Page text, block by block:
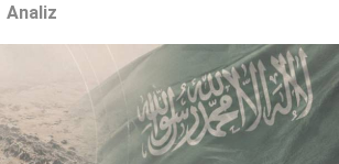
Analiz